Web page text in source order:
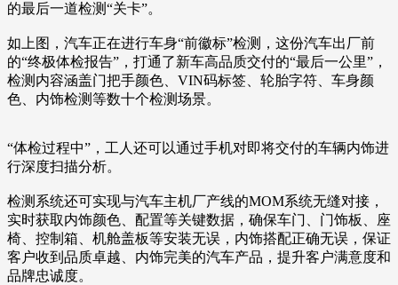
的最后一道检测“关卡”。
如上图，汽车正在进行车身“前徽标”检测，这份汽车出厂前
的“终极体检报告”，打通了新车高品质交付的“最后一公里”，
检测内容涵盖门把手颜色、VIN码标签、轮胎字符、车身颜
色、内饰检测等数十个检测场景。
“体检过程中”，工人还可以通过手机对即将交付的车辆内饰进
行深度扫描分析。
检测系统还可实现与汽车主机厂产线的MOM系统无缝对接，
实时获取内饰颜色、配置等关键数据，确保车门、门饰板、座
椅、控制箱、机舱盖板等安装无误，内饰搭配正确无误，保证
客户收到品质卓越、内饰完美的汽车产品，提升客户满意度和
品牌忠诚度。